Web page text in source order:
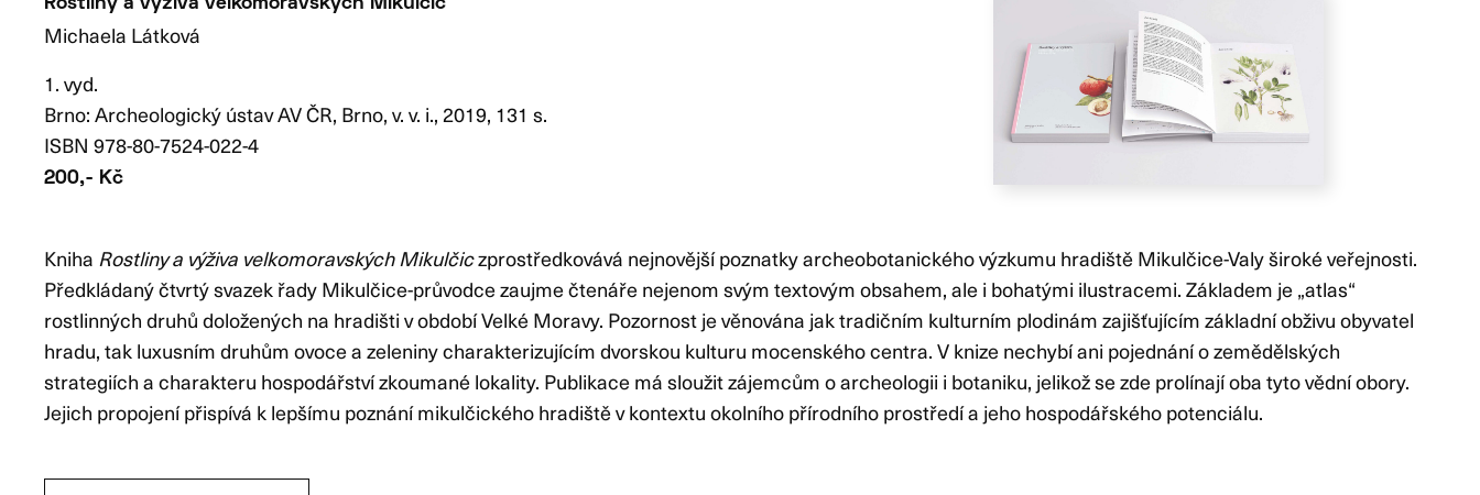
Rostliny a výživa velkomoravských Mikulčic
Michaela Látková
1. vyd.
Brno: Archeologický ústav AV ČR, Brno, v. v. i., 2019, 131 s.
ISBN 978-80-7524-022-4
200,- Kč
Kniha Rostliny a výživa velkomoravských Mikulčiczprostředkovává nejnovější poznatky archeobotanického výzkumu hradiště Mikulčice-Valy široké veřejnosti.
Předkládaný čtvrtý svazek řady Mikulčice-průvodce zaujme čtenáře nejenom svým textovým obsahem, ale i bohatými ilustracemi. Základem je „atlas“
rostlinných druhů doložených na hradišti v období Velké Moravy. Pozornost je věnována jak tradičním kulturním plodinám zajišťujícím základní obživu obyvatel
hradu, tak luxusním druhům ovoce a zeleniny charakterizujícím dvorskou kulturu mocenského centra. V knize nechybí ani pojednání o zemědělských
strategiích a charakteru hospodářství zkoumané lokality. Publikace má sloužit zájemcům o archeologii i botaniku, jelikož se zde prolínají oba tyto vědní obory.
Jejich propojení přispívá k lepšímu poznání mikulčického hradiště v kontextu okolního přírodního prostředí a jeho hospodářského potenciálu.